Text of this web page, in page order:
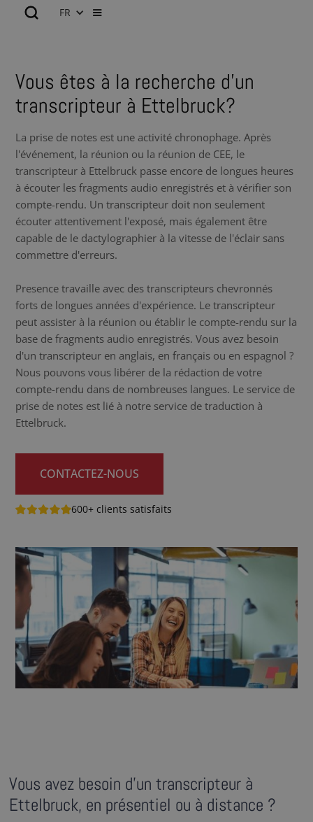
FR
Vous êtes à la recherche d’un
transcripteur à Ettelbruck?
La prise de notes est une activité chronophage. Après
l'événement, la réunion ou la réunion de CEE, le
transcripteur à Ettelbruck passe encore de longues heures
à écouter les fragments audio enregistrés et à vérifier son
compte-rendu. Un transcripteur doit non seulement
écouter attentivement l'exposé, mais également être
capable de le dactylographier à la vitesse de l'éclair sans
commettre d'erreurs.
Presence travaille avec des transcripteurs chevronnés
forts de longues années d'expérience. Le transcripteur
peut assister à la réunion ou établir le compte-rendu sur la
base de fragments audio enregistrés. Vous avez besoin
d'un transcripteur en anglais, en français ou en espagnol ?
Nous pouvons vous libérer de la rédaction de votre
compte-rendu dans de nombreuses langues. Le service de
prise de notes est lié à notre service de traduction à
Ettelbruck.
CONTACTEZ-NOUS
600+ clients satisfaits
Vous avez besoin d’un transcripteur à
Ettelbruck, en présentiel ou à distance ?